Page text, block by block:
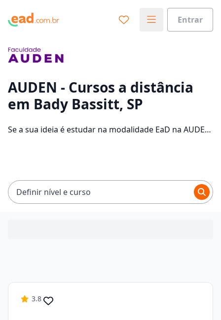
Entrar
Vamos te guiar no caminho ideal para seus estudos
Sim, já sei
AUDEN - Cursos a distância
em Bady Bassitt, SP
Se a sua ideia é estudar na modalidade EaD na AUDEN
Definir nível e curso
3.8